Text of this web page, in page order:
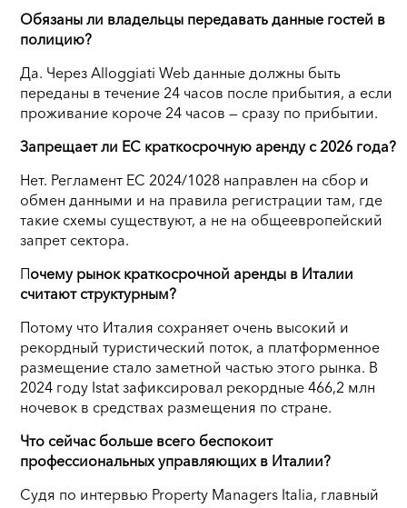
Обязаны ли владельцы передавать данные гостей в
полицию?
Да. Через Alloggiati Web данные должны быть
переданы в течение 24 часов после прибытия, а если
проживание короче 24 часов — сразу по прибытии.
Запрещает ли ЕС краткосрочную аренду с 2026 года?
Нет. Регламент ЕС 2024/1028 направлен на сбор и
обмен данными и на правила регистрации там, где
такие схемы существуют, а не на общеевропейский
запрет сектора.
Почему рынок краткосрочной аренды в Италии
считают структурным?
Потому что Италия сохраняет очень высокий и
рекордный туристический поток, а платформенное
размещение стало заметной частью этого рынка. В
2024 году Istat зафиксировал рекордные 466,2 млн
ночевок в средствах размещения по стране.
Что сейчас больше всего беспокоит
профессиональных управляющих в Италии?
Судя по интервью Property Managers Italia, главный